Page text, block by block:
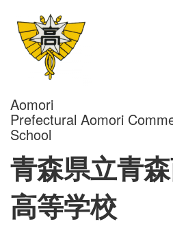
Aomori
Prefectural Aomori
School
青森県立青
高等学校